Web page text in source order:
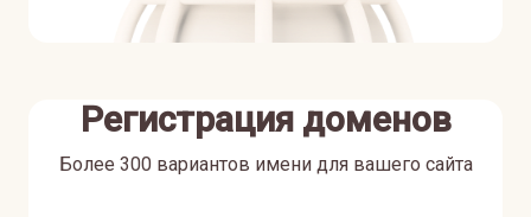
Регистрация доменов
Более 300 вариантов имени для вашего сайта